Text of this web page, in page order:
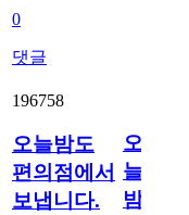
0
댓글
196758
오늘밤도
편의점에서
보냅니다.
오
늘
밤